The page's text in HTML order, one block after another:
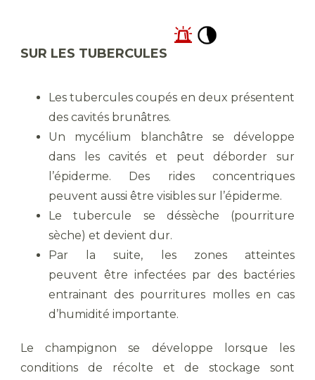
SUR LES TUBERCULES
Les tubercules coupés en deux présentent
des cavités brunâtres.
Un mycélium blanchâtre se développe
dans les cavités et peut déborder sur
l’épiderme. Des rides concentriques
peuvent aussi être visibles sur l’épiderme.
Le tubercule se déssèche (pourriture
sèche) et devient dur.
Par la suite, les zones atteintes
peuvent être infectées par des bactéries
entrainant des pourritures molles en cas
d’humidité importante.
Le champignon se développe lorsque les
conditions de récolte et de stockage sont